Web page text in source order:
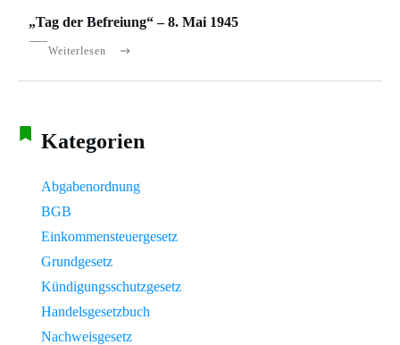
„Tag der Befreiung“ – 8. Mai 1945
Weiterlesen
Kategorien
Abgabenordnung
BGB
Einkommensteuergesetz
Grundgesetz
Kündigungsschutzgesetz
Handelsgesetzbuch
Nachweisgesetz